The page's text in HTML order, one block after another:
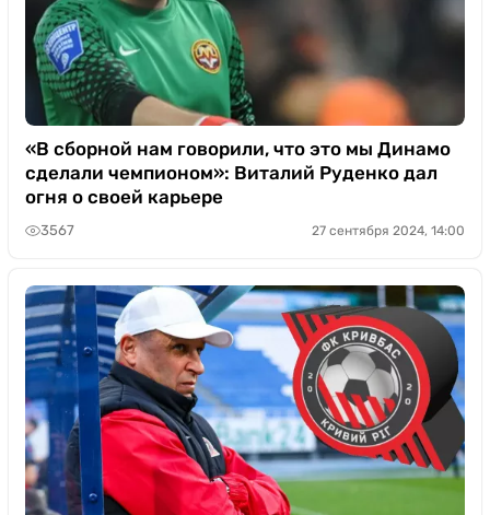
«В сборной нам говорили, что это мы Динамо
сделали чемпионом»: Виталий Руденко дал
огня о своей карьере
3567 27 сентября 2024, 14:00